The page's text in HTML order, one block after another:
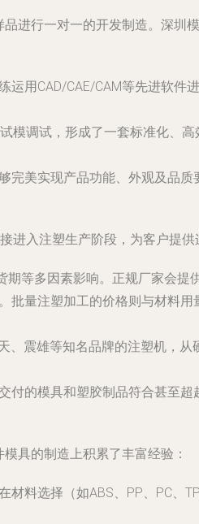
进行一对一的开发制造。深圳
用CAD/CAE/CAM等先进软件
模调试，形成了一套标准化、
美实现产品功能、外观及品质
进入注塑生产阶段，为客户提供
等多因素影响。正规厂家会提
批量注塑加工的价格则与材料用
、震雄等知名品牌的注塑机，从
的模具和塑胶制品符合甚至超
具的制造上积累了丰富经验：
料选择（如ABS、PP、PC、